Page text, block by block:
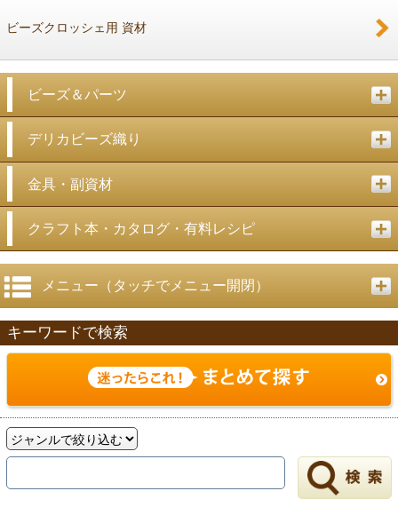
ビーズクロッシェ用 資材
ビーズ＆パーツ
デリカビーズ織り
金具・副資材
クラフト本・カタログ・有料レシピ
メニュー（タッチでメニュー開閉）
キーワードで検索